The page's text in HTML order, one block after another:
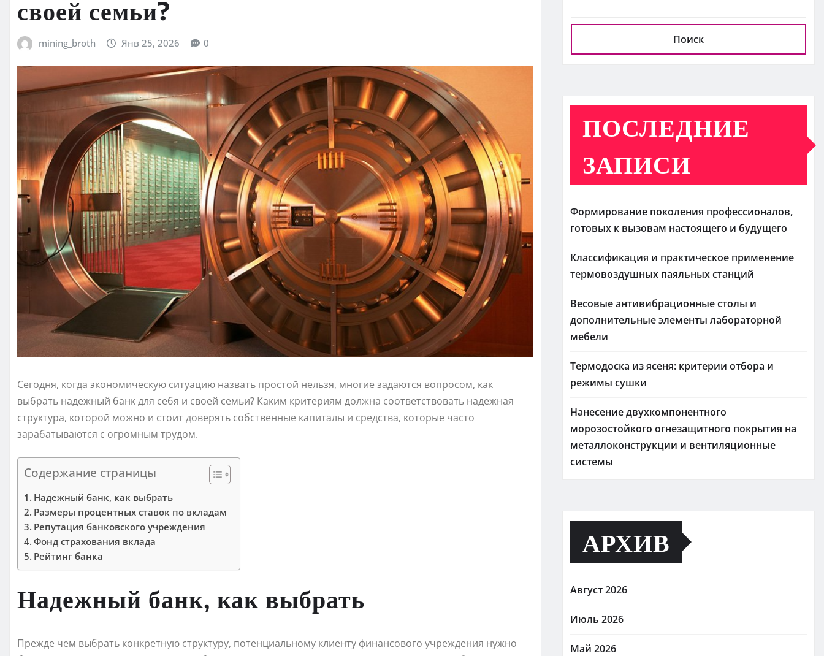
своей семьи?
mining_broth Янв 25, 2026 0
Сегодня, когда экономическую ситуацию назвать простой нельзя, многие задаются вопросом, как
выбрать надежный банк для себя и своей семьи? Каким критериям должна соответствовать надежная
структура, которой можно и стоит доверять собственные капиталы и средства, которые часто
зарабатываются с огромным трудом.
Содержание страницы
Надежный банк, как выбрать
Размеры процентных ставок по вкладам
Репутация банковского учреждения
Фонд страхования вклада
Рейтинг банка
Надежный банк, как выбрать
Прежде чем выбрать конкретную структуру, потенциальному клиенту финансового учреждения нужно
Поиск
ПОСЛЕДНИЕ
ЗАПИСИ
Формирование поколения профессионалов,
готовых к вызовам настоящего и будущего
Классификация и практическое применение
термовоздушных паяльных станций
Весовые антивибрационные столы и
дополнительные элементы лабораторной
мебели
Термодоска из ясеня: критерии отбора и
режимы сушки
Нанесение двухкомпонентного
морозостойкого огнезащитного покрытия на
металлоконструкции и вентиляционные
системы
АРХИВ
Август 2026
Июль 2026
Май 2026